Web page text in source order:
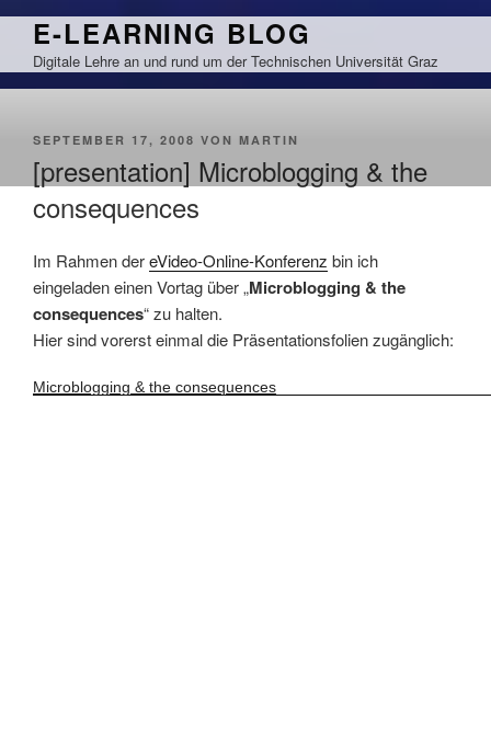
Zum
springen
E-LEARNING BLOG
Digitale Lehre an und rund um der Technischen Universität Graz
VERÖFFENTLICHT
SEPTEMBER 17, 2008 VON MARTIN
[presentation] Microblogging & the
consequences
Im Rahmen dereVideo-Online-Konferenz bin ich
eingeladen einen Vortag über „Microblogging & the
consequences“ zu halten.
Hier sind vorerst einmal die Präsentationsfolien zugänglich:
Microblogging & the consequences